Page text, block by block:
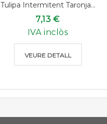
Tulipa Intermitent Taronja...
7,13 €
IVA inclòs
VEURE DETALL